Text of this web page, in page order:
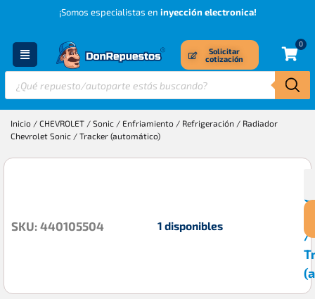
¡Somos especialistas en inyección electronica!
Solicitar
cotización
0
Inicio / CHEVROLET / Sonic / Enfriamiento / Refrigeración / Radiador
Chevrolet Sonic / Tracker (automático)
/
SKU: 440105504 1 disponibles